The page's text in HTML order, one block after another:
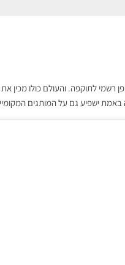
רשמי לתוקפה. והעולם כולו מכין
באמת ישפיע גם על המותגים